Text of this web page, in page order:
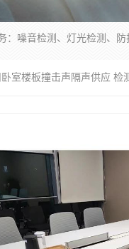
室楼板撞击声隔声供应 检